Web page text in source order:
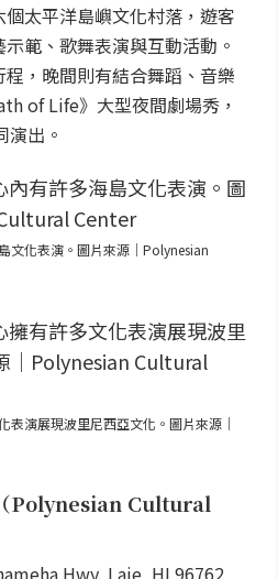
太平洋島嶼文化村落，遊客
範、歌舞表演與互動活動。
，晚間則有結合舞蹈、音樂
of Life》大型夜間劇場秀，
演出。
文化表演。圖片來源｜Polynesian
表演展現波里尼西亞文化。圖片來源｜
Polynesian Cultural
Hwy, Laie, HI 96762